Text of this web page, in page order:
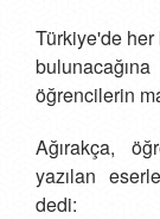
Türkiye'de
öğrencilerin
Ağırakça,
yazılan
dedi: